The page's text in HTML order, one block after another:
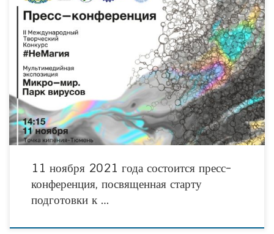
Напомним, что инициатива тюменских общественников направленная на
популяризацию достижений научно-технического прогресса, впервые была
успешно реализована зимой- весной 2021 года. Тогда, первый конкурс
#НеМагия собрал более
11 ноября 2021 года состоится пресс-
конференция, посвященная старту
подготовки к …